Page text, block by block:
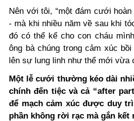
Nên với tôi, “một đám cưới
- mà khi nhiều năm về sau khi
đó có thể kể cho con cháu
ông bà chúng trong cảm xúc
lên sự lung linh như thể mới vừa
Một lễ cưới thường kéo dài
chính đến tiệc và cả “after
để mạch cảm xúc được duy
phần không rời rạc mà gắn kết